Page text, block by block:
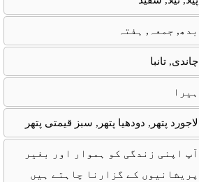
بدھ, جمعہ, ہفتہ
چاندی, تانبا
ہیرا
لاجورد پتھر, دودھیا پتھر, سبز قیمتی پتھر
آپ اپنی زندگی کو ہموار اور بغیر
پریشانیوں کے گزارنا چاہتے ہیں